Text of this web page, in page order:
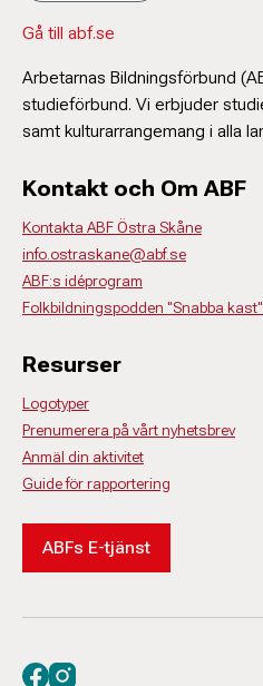
Gå till abf.se
Arbetarnas Bildningsförbund
studieförbund. Vi erbjuder
samt kulturarrangemang i alla
Kontakt och Om ABF
Kontakta ABF Östra Skåne
info.ostraskane@abf.se
ABF:s idéprogram
Folkbildningspodden "Snabba kast"
Resurser
Logotyper
Prenumerera på vårt nyhetsbrev
Anmäl din aktivitet
Guide för rapportering
ABFs E-tjänst
Besök oss på facebook
Besök oss på instagram